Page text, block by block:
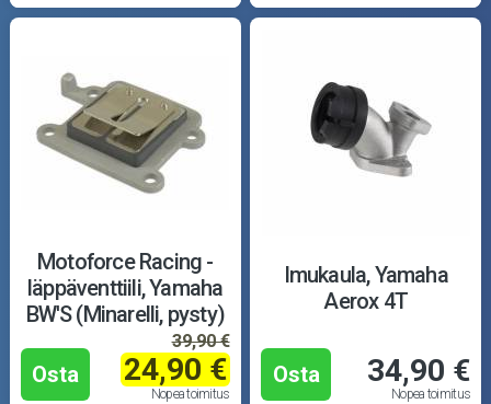
Motoforce Racing -
läppäventtiili, Yamaha
BW'S (Minarelli, pysty)
Osta
39,90 €
24,90 €
Nopea toimitus
Imukaula, Yamaha
Aerox 4T
Osta 34,90 €
Nopea toimitus